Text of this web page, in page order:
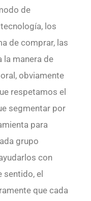
de
los
de comprar, las
la manera de
obviamente
respetamos el
segmentar por
para
grupo
con
sentido, el
que cada